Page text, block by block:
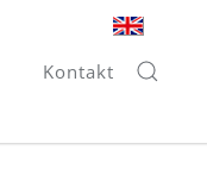
Kontakt